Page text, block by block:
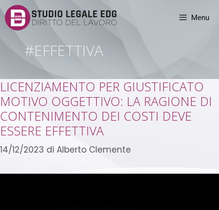
Menu
#EFFETTIVA
LICENZIAMENTO PER GIUSTIFICATO
MOTIVO OGGETTIVO: LA RAGIONE DI
CONTENIMENTO DEI COSTI DEVE
ESSERE EFFETTIVA
14/12/2023 di Alberto Clemente